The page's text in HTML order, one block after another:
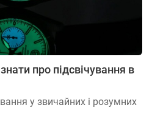
про підсвічування в
у звичайних і розумних